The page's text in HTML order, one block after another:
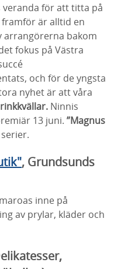
veranda för att titta på
är alltid en
arrangörerna bakom
fokus på Västra
och för de yngsta
nyhet är att våra
. Ninnis
13 juni. ”Magnus
, Grundsunds
inne på
av prylar, kläder och